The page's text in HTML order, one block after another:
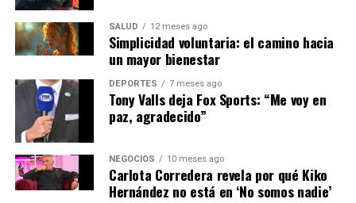
Editorial
Nuestro equipo editorial no solo informa las noticias: las vive.
Con años de experiencia en primera línea, buscamos los
hechos, los verificamos con rigor y contamos las historias que
dan forma a nuestro mundo. Impulsados por la integridad y
una mirada atenta al detalle, abordamos la política, la cultura y
la tecnología con un análisis preciso y profundo. Cuando los
titulares cambian cada minuto, puedes contar con nosotros
para abrirnos paso entre el ruido y ofrecerte claridad en
bandeja de plata.
SALUD 12 meses ago
Simplicidad voluntaria: el camino hacia
un mayor bienestar
DEPORTES 7 meses ago
Tony Valls deja Fox Sports: “Me voy en
paz, agradecido”
NEGOCIOS 10 meses ago
Carlota Corredera revela por qué Kiko
Hernández no está en ‘No somos nadie’